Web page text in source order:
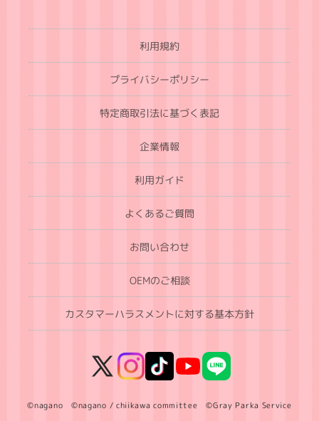
利用規約
プライバシーポリシー
特定商取引法に基づく表記
企業情報
利用ガイド
よくあるご質問
お問い合わせ
OEMのご相談
カスタマーハラスメントに対する基本方針
X
InstagramTikTokYouTubeLINE
©nagano ©nagano / chiikawa committee ©Gray Parka Service